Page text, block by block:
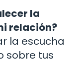
la
relación?
la escucha
sobre tus